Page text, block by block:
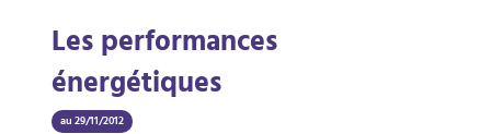
Les performances
énergétiques
au 29/11/2012